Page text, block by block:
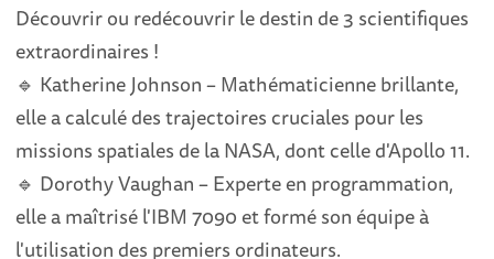
Découvrir ou redécouvrir le destin de 3 scientifiques
extraordinaires !
🔹 Katherine Johnson – Mathématicienne brillante,
elle a calculé des trajectoires cruciales pour les
missions spatiales de la NASA, dont celle d'Apollo 11.
🔹 Dorothy Vaughan – Experte en programmation,
elle a maîtrisé l'IBM 7090 et formé son équipe à
l'utilisation des premiers ordinateurs.